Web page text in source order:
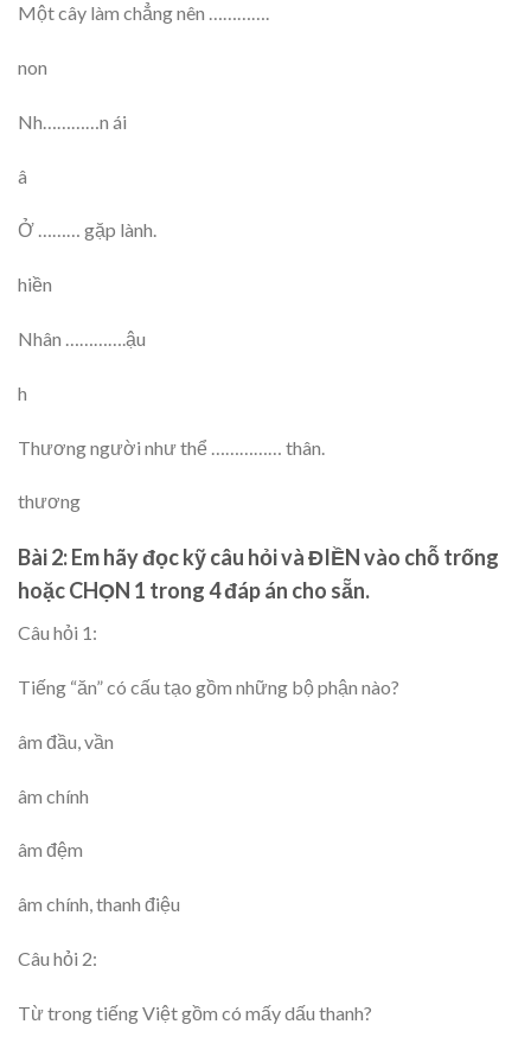
Một cây làm chẳng nên ………….
non
Nh…………n ái
â
Ở ……… gặp lành.
hiền
Nhân ………….ậu
h
Thương người như thể …………… thân.
thương
Bài 2: Em hãy đọc kỹ câu hỏi và ĐIỀN vào chỗ trống
hoặc CHỌN 1 trong 4 đáp án cho sẵn.
Câu hỏi 1:
Tiếng “ăn” có cấu tạo gồm những bộ phận nào?
âm đầu, vần
âm chính
âm đệm
âm chính, thanh điệu
Câu hỏi 2:
Từ trong tiếng Việt gồm có mấy dấu thanh?